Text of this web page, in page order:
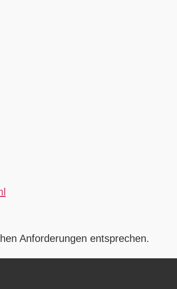
Anforderungen entsprechen.